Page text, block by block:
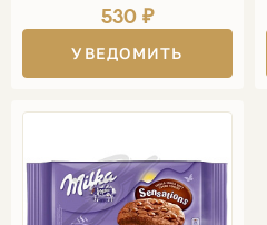
530 ₽
УВЕДОМИТЬ